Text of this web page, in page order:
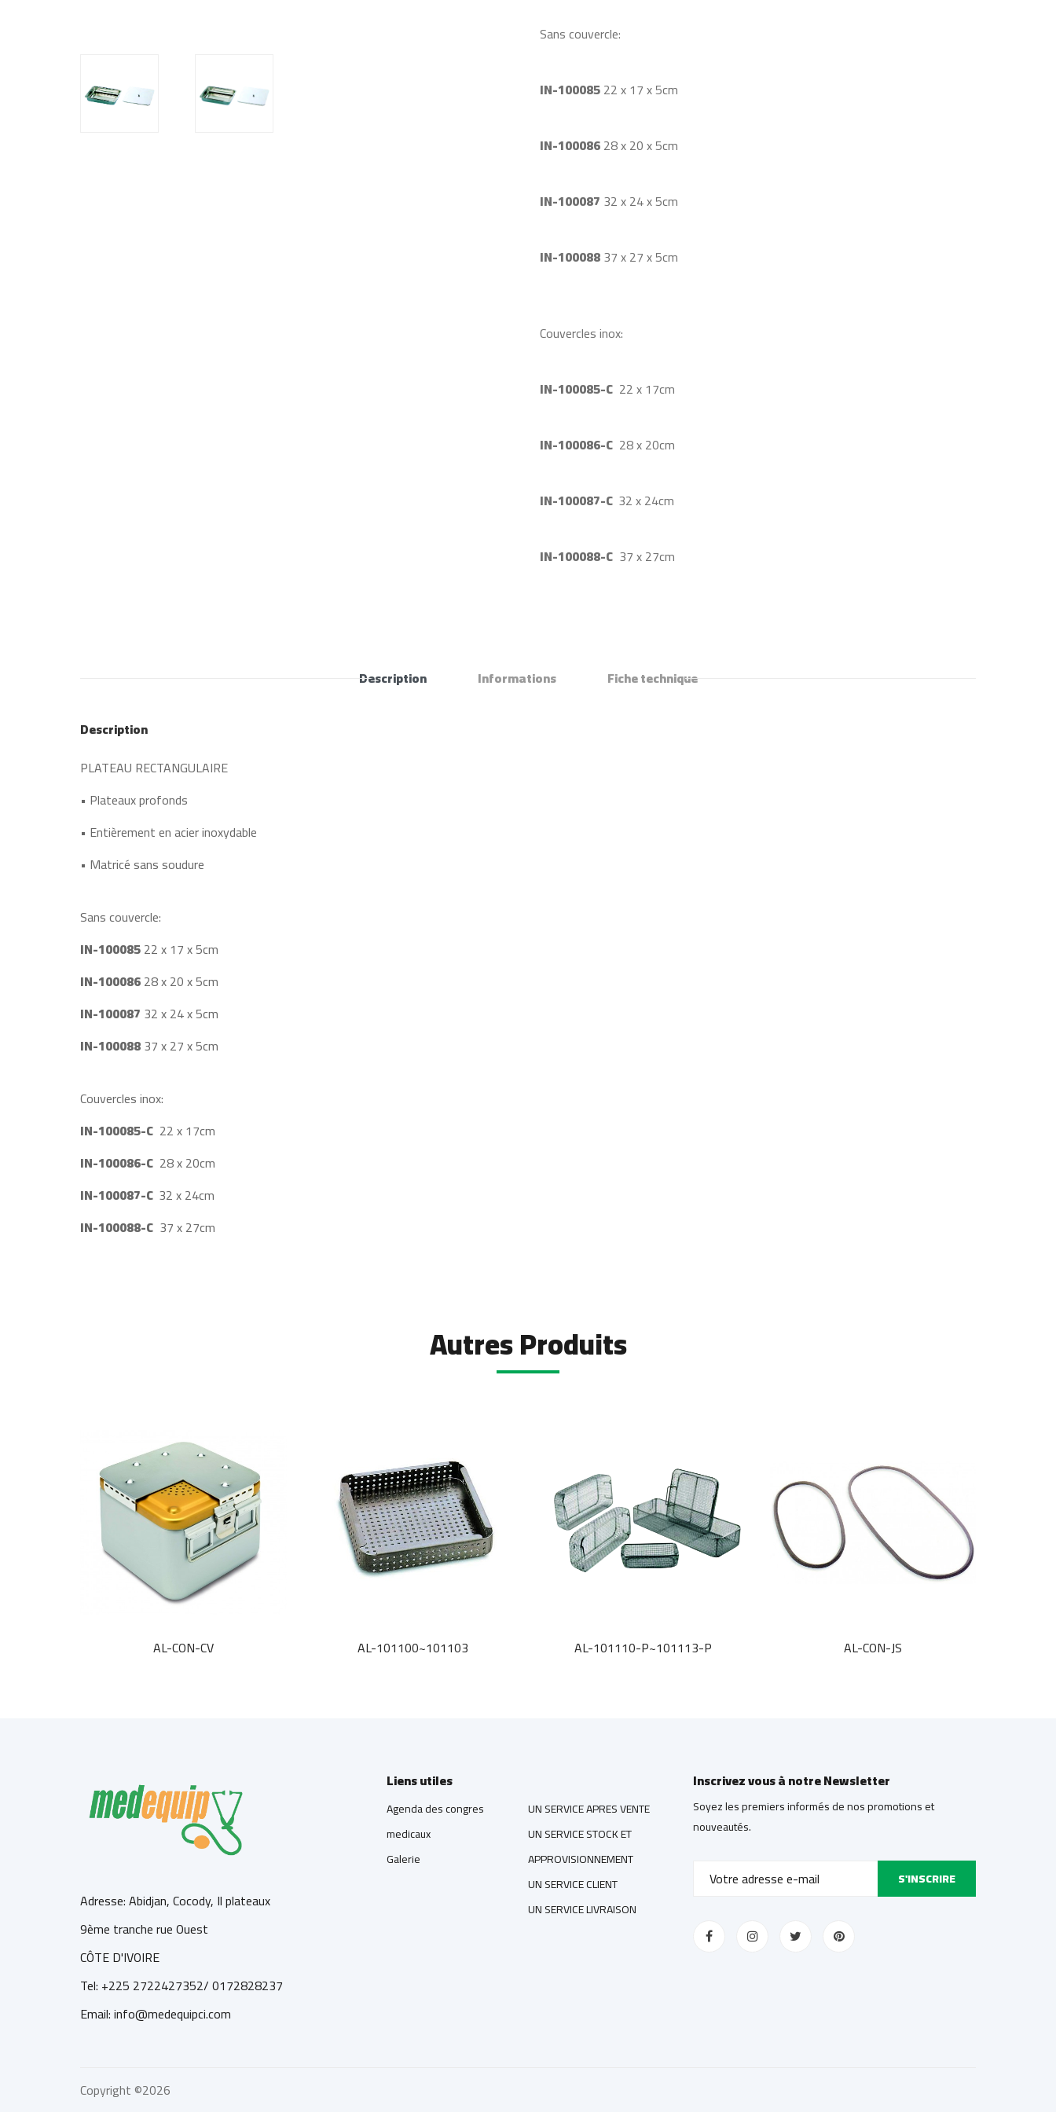
Sans couvercle:
IN-10008522 x 17 x 5cm
IN-10008628 x 20 x 5cm
IN-100087 32 x 24 x 5cm
IN-10008837 x 27 x 5cm
Couvercles inox:
IN-100085-C 22 x 17cm
IN-100086-C 28 x 20cm
IN-100087-C 32 x 24cm
IN-100088-C 37 x 27cm
Description Informations Fiche technique
Description
PLATEAU RECTANGULAIRE
• Plateaux profonds
• Entièrement en acier inoxydable
• Matricé sans soudure
Sans couvercle:
IN-10008522 x 17 x 5cm
IN-10008628 x 20 x 5cm
IN-100087 32 x 24 x 5cm
IN-10008837 x 27 x 5cm
Couvercles inox:
IN-100085-C 22 x 17cm
IN-100086-C 28 x 20cm
IN-100087-C 32 x 24cm
IN-100088-C 37 x 27cm
Autres Produits
AL-CON-CV AL-101100~101103 AL-101110-P~101113-P AL-CON-JS
Adresse: Abidjan, Cocody, Il plateaux
9ème tranche rue Ouest
CÔTE D'IVOIRE
Tel: +225 2722427352/ 0172828237
Email: info@medequipci.com
Liens utiles
Agenda des congres
medicaux
Galerie
UN SERVICE APRES VENTE
UN SERVICE STOCK ET
APPROVISIONNEMENT
UN SERVICE CLIENT
UN SERVICE LIVRAISON
Inscrivez vous à notre Newsletter
Soyez les premiers informés de nos promotions et
nouveautés.
S'INSCRIRE
Copyright ©2026